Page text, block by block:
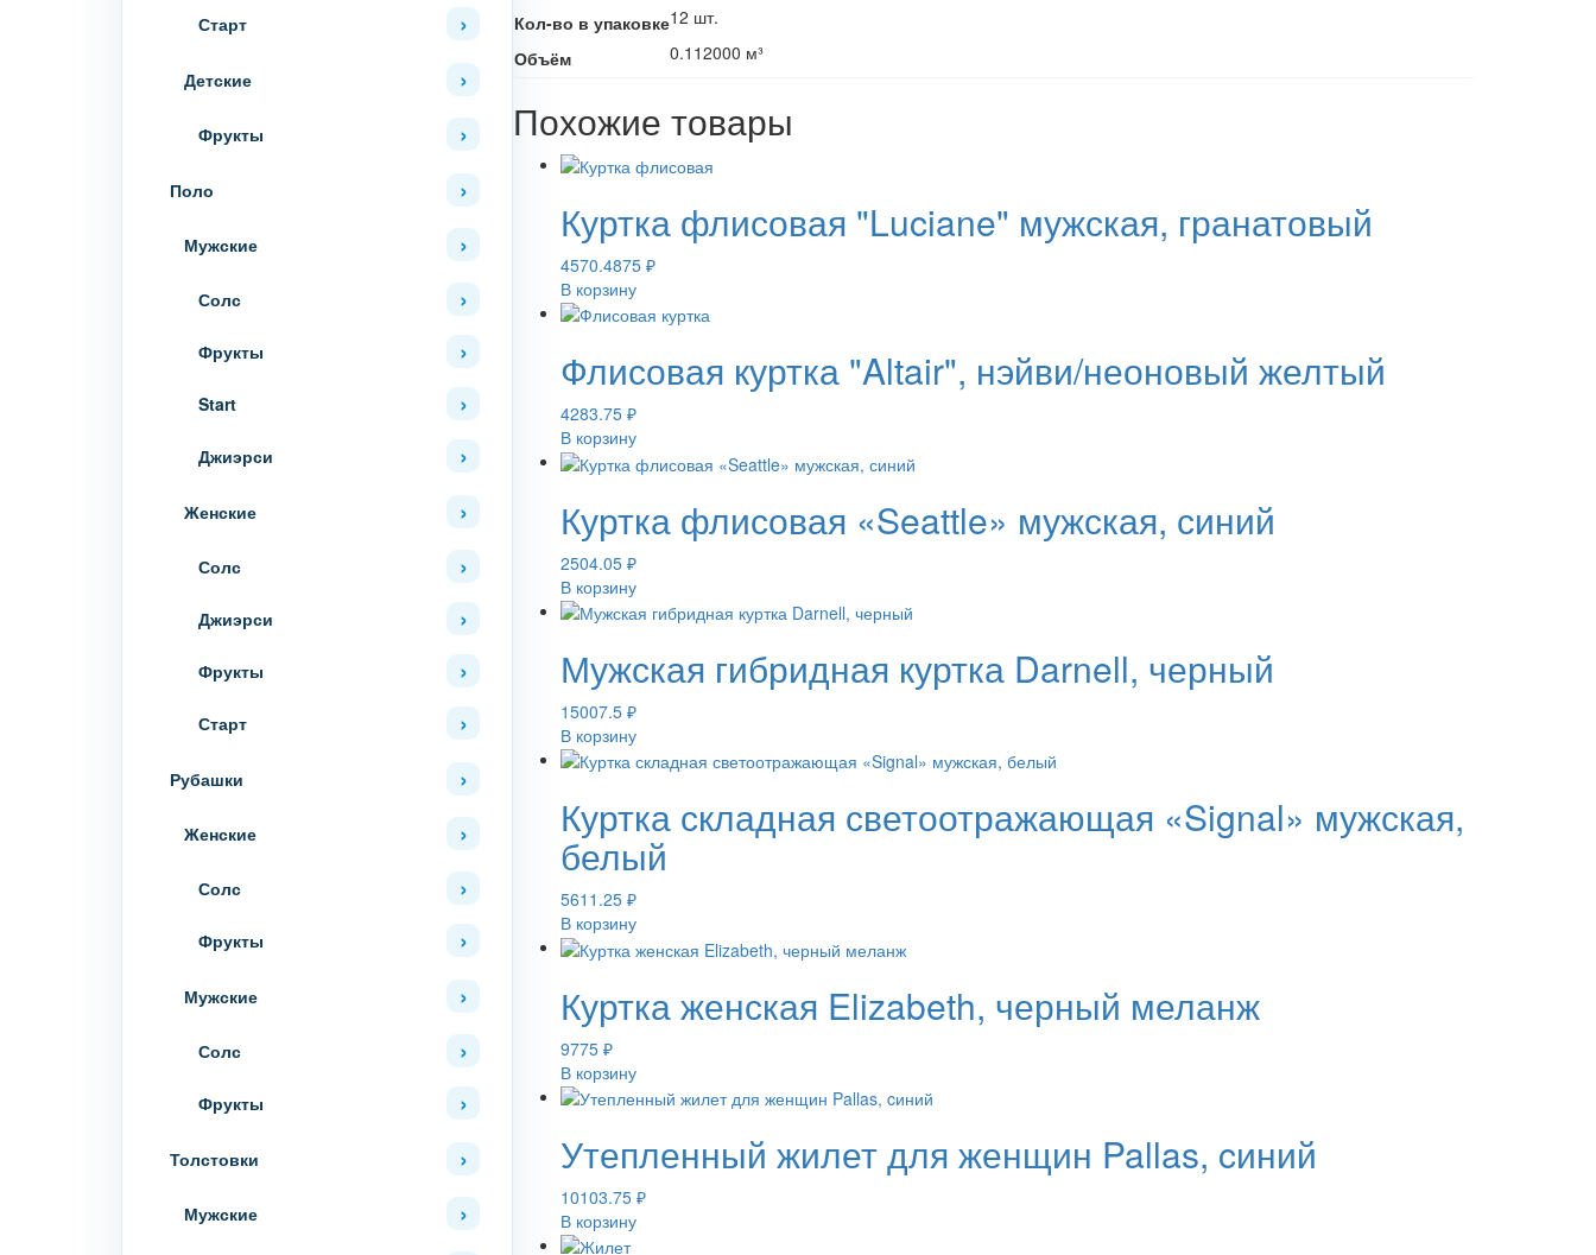
Старт
Детские
Фрукты
Поло
Мужские
Солс
Фрукты
Start
Джиэрси
Женские
Солс
Джиэрси
Фрукты
Старт
Рубашки
Женские
Солс
Фрукты
Мужские
Солс
Фрукты
Толстовки
Мужские
Кол-во в упаковке12 шт.
Объём
0.112000 м³
Похожие товары
Куртка флисовая "Luciane" мужская, гранатовый
4570.4875 ₽
В корзину
Флисовая куртка "Altair", нэйви/неоновый желтый
4283.75 ₽
В корзину
Куртка флисовая «Seattle» мужская, синий
2504.05 ₽
В корзину
Мужская гибридная куртка Darnell, черный
15007.5 ₽
В корзину
Куртка складная светоотражающая «Signal» мужская,
белый
5611.25 ₽
В корзину
Куртка женская Elizabeth, черный меланж
9775 ₽
В корзину
Утепленный жилет для женщин Pallas, cиний
10103.75 ₽
В корзину